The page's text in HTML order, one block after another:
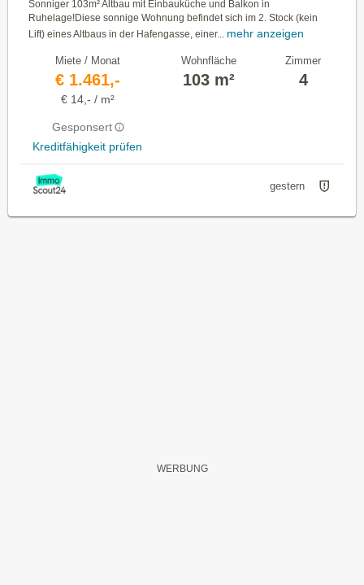
Sonniger 103m² Altbau mit Einbauküche und Balkon in
Ruhelage!Diese sonnige Wohnung befindet sich im 2. Stock (kein
Lift) eines Altbaus in der Hafengasse, einer... mehr anzeigen
Miete / Monat
€ 1.461,-
€ 14,- / m²
Gesponsert
Kreditfähigkeit prüfen
Wohnfläche
103 m²
Zimmer
4
gestern